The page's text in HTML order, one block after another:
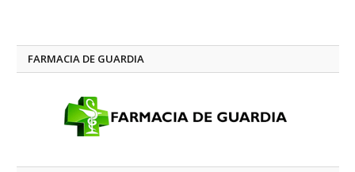
FARMACIA DE GUARDIA